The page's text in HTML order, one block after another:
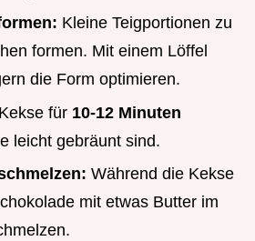
Kleine Teigportionen zu
formen. Mit einem Löffel
die Form optimieren.
für 10-12 Minuten
leicht gebräunt sind.
Während die Kekse
mit etwas Butter im